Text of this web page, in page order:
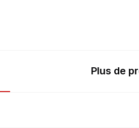
Plus de